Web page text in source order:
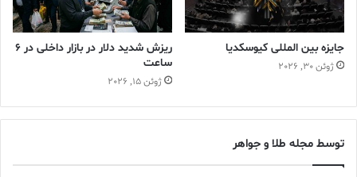
اقتصاد انلاین اقتصادجهان چین
کرونا
گروه نشریات طلا و جواهر ایران
نیویورک
جایزه بین المللی کیوسکدیا
ژوئن 30, 2026
ریزش شدید دلار در بازار داخلی در 6
ساعت
ژوئن 15, 2026
توسط مجله طلا و جواهر